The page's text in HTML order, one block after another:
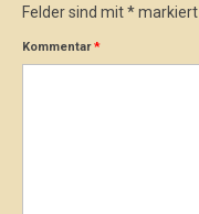
Felder sind mit*markiert
Kommentar*